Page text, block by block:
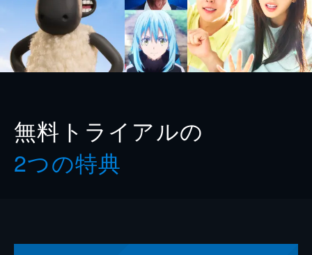
無料トライアルの
2つの特典